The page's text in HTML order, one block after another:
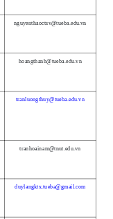
nguyenthaoctsv@tueba.edu.vn
hoangthanh@tueba.edu.vn
tranluongthuy@tueba.edu.vn
tranhoainam@tnut.edu.vn
duylangktx.tueba@gmail.com